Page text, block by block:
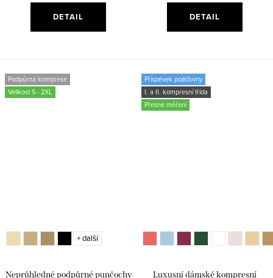
DETAIL DETAIL
Podpůrná komprese
Velikost S - 2XL
Neprůhledné podpůrné punčochy
+ další
Příspěvek pojišťovny
I. a II. kompresní třída
Přesné měření
Luxusní dámské kompresní